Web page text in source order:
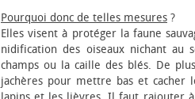
Pourquoi donc de telles mesures ?
Elles visent à protéger la faune
nidification des oiseaux nichant
champs ou la caille des blés. De
jachères pour mettre bas et cacher